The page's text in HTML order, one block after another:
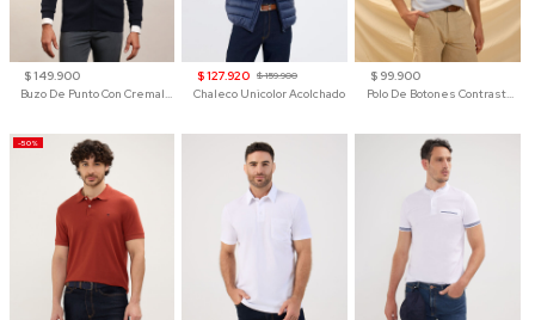
$ 149.900
Buzo De Punto Con Cremallera Para Hombre
$ 127.920 $ 159.900
Chaleco Unicolor Acolchado
$ 99.900
Polo De Botones Contraste Para Hombre
-50%